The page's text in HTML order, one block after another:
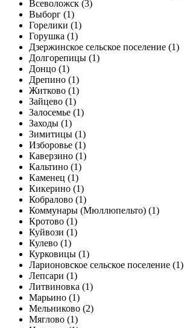
Всеволожск (3)
Выборг (1)
Горелики (1)
Горушка (1)
Дзержинское сельское поселение (1)
Долгорепицы (1)
Донцо (1)
Дрепино (1)
Житково (1)
Зайцево (1)
Залосемье (1)
Заходы (1)
Зимитицы (1)
Изборовье (1)
Каверзино (1)
Кальтино (1)
Каменец (1)
Кикерино (1)
Кобралово (1)
Коммунары (Мюллюпельто) (1)
Кротово (1)
Куйвози (1)
Кулево (1)
Курковицы (1)
Ларионовское сельское поселение (1)
Лепсари (1)
Литвиновка (1)
Марьино (1)
Мельниково (2)
Мяглово (1)